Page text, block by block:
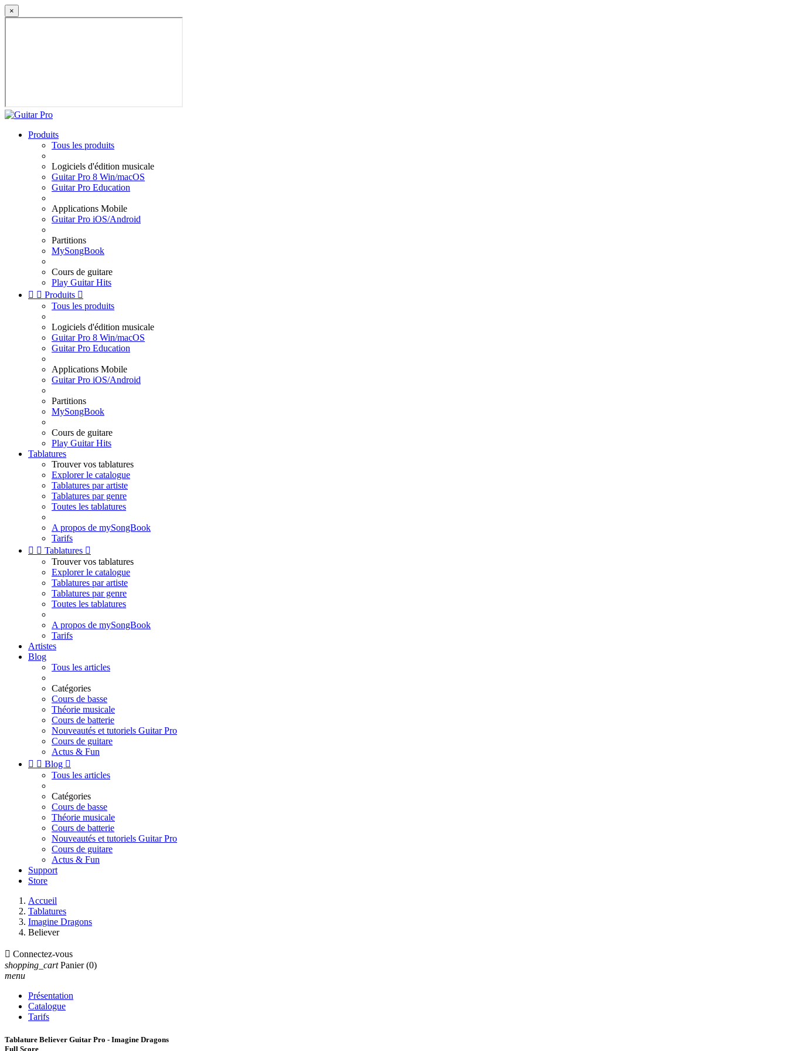
×
Produits
Tous les produits
Logiciels d'édition musicale
Guitar Pro 8 Win/macOS
Guitar Pro Education
Applications Mobile
Guitar Pro iOS/Android
Partitions
MySongBook
Cours de guitare
Play Guitar Hits
  Produits 
Tous les produits
Logiciels d'édition musicale
Guitar Pro 8 Win/macOS
Guitar Pro Education
Applications Mobile
Guitar Pro iOS/Android
Partitions
MySongBook
Cours de guitare
Play Guitar Hits
Tablatures
Trouver vos tablatures
Explorer le catalogue
Tablatures par artiste
Tablatures par genre
Toutes les tablatures
A propos de mySongBook
Tarifs
  Tablatures 
Trouver vos tablatures
Explorer le catalogue
Tablatures par artiste
Tablatures par genre
Toutes les tablatures
A propos de mySongBook
Tarifs
Artistes
Blog
Tous les articles
Catégories
Cours de basse
Théorie musicale
Cours de batterie
Nouveautés et tutoriels Guitar Pro
Cours de guitare
Actus & Fun
  Blog 
Tous les articles
Catégories
Cours de basse
Théorie musicale
Cours de batterie
Nouveautés et tutoriels Guitar Pro
Cours de guitare
Actus & Fun
Support
Store
Accueil
Tablatures
Imagine Dragons
Believer
 Connectez-vous
shopping_cart Panier (0)
menu
Présentation
Catalogue
Tarifs
Tablature Believer Guitar Pro - Imagine Dragons
Full Score